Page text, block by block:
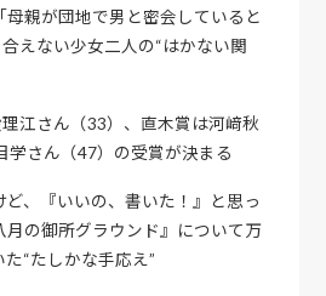
親が団地で男と密会していると
えない少女二人の“はかない関
江さん（33）、直木賞は河﨑秋
学さん（47）の受賞が決まる
ど、『いいの、書いた！』と思っ
月の御所グラウンド』について万
“たしかな手応え”